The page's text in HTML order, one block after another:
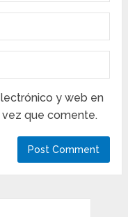
y web en
vez que comente.